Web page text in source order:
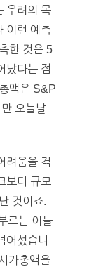
우려의 목
이런 예측
한 것은 5
났다는 점
액은 S&P
오늘날
려움을 겪
보다 규모
것이죠.
르는 이들
어섰습니
가총액을